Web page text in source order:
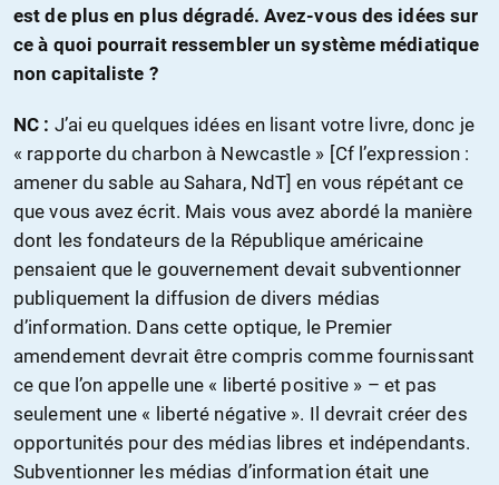
est de plus en plus dégradé. Avez-vous des idées sur
ce à quoi pourrait ressembler un système médiatique
non capitaliste ?
NC : J’ai eu quelques idées en lisant votre livre, donc je
« rapporte du charbon à Newcastle » [Cf l’expression :
amener du sable au Sahara, NdT] en vous répétant ce
que vous avez écrit. Mais vous avez abordé la manière
dont les fondateurs de la République américaine
pensaient que le gouvernement devait subventionner
publiquement la diffusion de divers médias
d’information. Dans cette optique, le Premier
amendement devrait être compris comme fournissant
ce que l’on appelle une « liberté positive » – et pas
seulement une « liberté négative ». Il devrait créer des
opportunités pour des médias libres et indépendants.
Subventionner les médias d’information était une